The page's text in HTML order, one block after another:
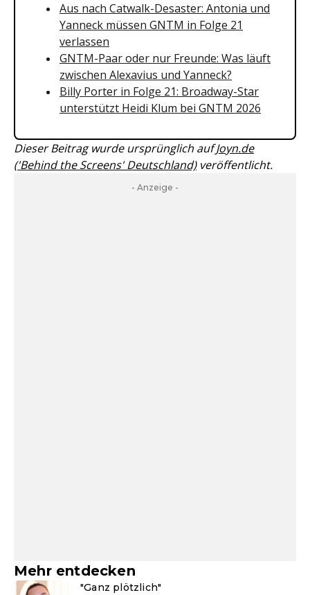
Aus nach Catwalk-Desaster: Antonia und
Yanneck müssen GNTM in Folge 21
verlassen
GNTM-Paar oder nur Freunde: Was läuft
zwischen Alexavius und Yanneck?
Billy Porter in Folge 21: Broadway-Star
unterstützt Heidi Klum bei GNTM 2026
Dieser Beitrag wurde ursprünglich aufJoyn.de
('Behind the Screens' Deutschland)veröffentlicht.
- Anzeige -
Mehr entdecken
"Ganz plötzlich"